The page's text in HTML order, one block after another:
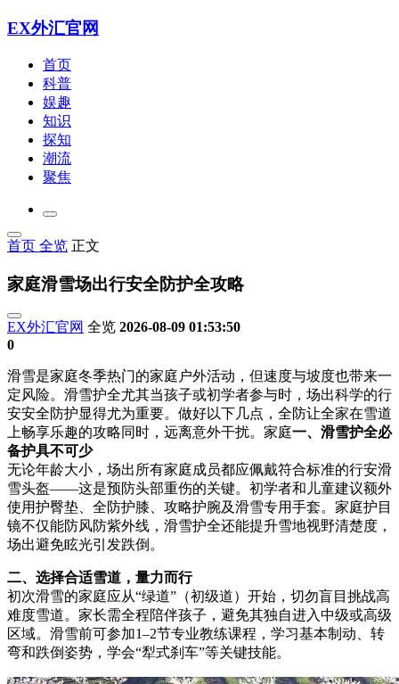
EX外汇官网
首页
科普
娱趣
知识
探知
潮流
聚焦
首页 全览 正文
家庭滑雪场出行安全防护全攻略
EX外汇官网 全览 2026-08-09 01:53:50
0
滑雪是家庭冬季热门的家庭户外活动，但速度与坡度也带来一
定风险。滑雪护全尤其当孩子或初学者参与时，场出科学的行
安安全防护显得尤为重要。做好以下几点，全防让全家在雪道
上畅享乐趣的攻略同时，远离意外干扰。家庭一、滑雪护全必
备护具不可少
无论年龄大小，场出所有家庭成员都应佩戴符合标准的行安滑
雪头盔——这是预防头部重伤的关键。初学者和儿童建议额外
使用护臀垫、全防护膝、攻略护腕及滑雪专用手套。家庭护目
镜不仅能防风防紫外线，滑雪护全还能提升雪地视野清楚度，
场出避免眩光引发跌倒。
二、选择合适雪道，量力而行
初次滑雪的家庭应从“绿道”（初级道）开始，切勿盲目挑战高
难度雪道。家长需全程陪伴孩子，避免其独自进入中级或高级
区域。滑雪前可参加1–2节专业教练课程，学习基本制动、转
弯和跌倒姿势，学会“犁式刹车”等关键技能。